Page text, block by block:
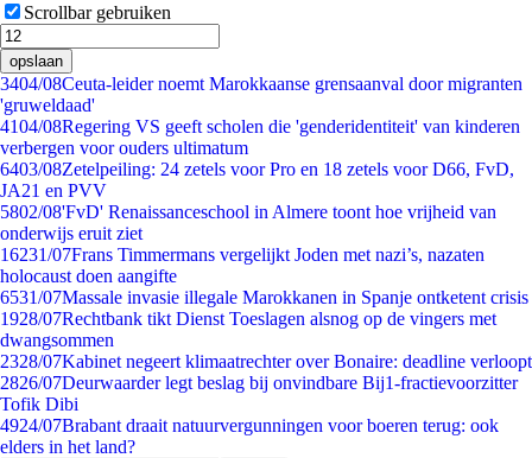
Scrollbar gebruiken
opslaan
3404/08Ceuta-leider noemt Marokkaanse grensaanval door migranten
'gruweldaad'
4104/08Regering VS geeft scholen die 'genderidentiteit' van kinderen
verbergen voor ouders ultimatum
6403/08Zetelpeiling: 24 zetels voor Pro en 18 zetels voor D66, FvD,
JA21 en PVV
5802/08'FvD' Renaissanceschool in Almere toont hoe vrijheid van
onderwijs eruit ziet
16231/07Frans Timmermans vergelijkt Joden met nazi’s, nazaten
holocaust doen aangifte
6531/07Massale invasie illegale Marokkanen in Spanje ontketent crisis
1928/07Rechtbank tikt Dienst Toeslagen alsnog op de vingers met
dwangsommen
2328/07Kabinet negeert klimaatrechter over Bonaire: deadline verloopt
2826/07Deurwaarder legt beslag bij onvindbare Bij1-fractievoorzitter
Tofik Dibi
4924/07Brabant draait natuurvergunningen voor boeren terug: ook
elders in het land?